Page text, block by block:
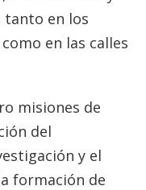
tanto en los
en las calles
misiones de
del
y el
formación de